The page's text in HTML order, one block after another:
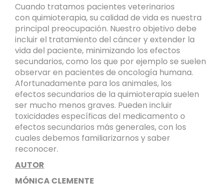
Cuando tratamos pacientes veterinarios
con quimioterapia, su calidad de vida es nuestra
principal preocupación. Nuestro objetivo debe
incluir el tratamiento del cáncer y extender la
vida del paciente, minimizando los efectos
secundarios, como los que por ejemplo se suelen
observar en pacientes de oncología humana.
Afortunadamente para los animales, los
efectos secundarios de la quimioterapia suelen
ser mucho menos graves. Pueden incluir
toxicidades específicas del medicamento o
efectos secundarios más generales, con los
cuales debemos familiarizarnos y saber
reconocer.
AUTOR
MÓNICA CLEMENTE